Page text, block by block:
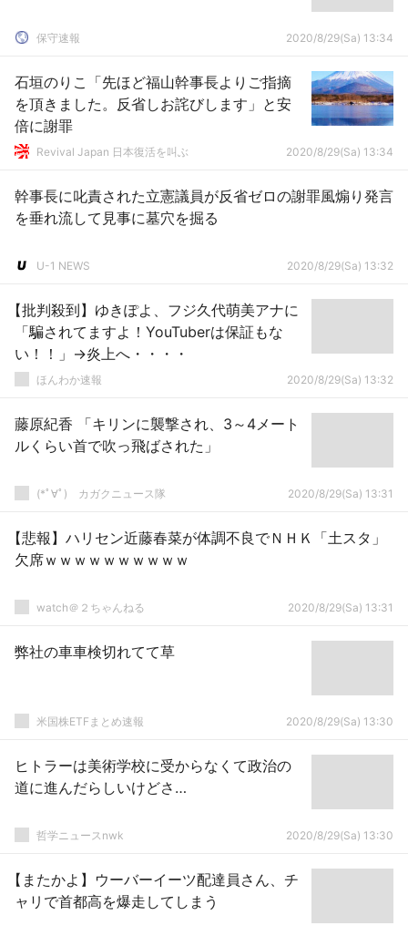
保守速報 2020/8/29(Sa) 13:34
石垣のりこ「先ほど福山幹事長よりご指摘
を頂きました。反省しお詫びします」と安
倍に謝罪
Revival Japan 日本復活を叫ぶ 2020/8/29(Sa) 13:34
幹事長に叱責された立憲議員が反省ゼロの謝罪風煽り発言
を垂れ流して見事に墓穴を掘る
U-1 NEWS 2020/8/29(Sa) 13:32
【批判殺到】ゆきぽよ、フジ久代萌美アナに
「騙されてますよ！YouTuberは保証もな
い！！」→炎上へ・・・・
ほんわか速報 2020/8/29(Sa) 13:32
藤原紀香 「キリンに襲撃され、3～4メート
ルくらい首で吹っ飛ばされた」
(*ﾟ∀ﾟ)ゞカガクニュース隊 2020/8/29(Sa) 13:31
【悲報】ハリセン近藤春菜が体調不良でＮＨＫ「土スタ」
欠席ｗｗｗｗｗｗｗｗｗｗ
watch＠２ちゃんねる 2020/8/29(Sa) 13:31
弊社の車車検切れてて草
米国株ETFまとめ速報 2020/8/29(Sa) 13:30
ヒトラーは美術学校に受からなくて政治の
道に進んだらしいけどさ…
哲学ニュースnwk 2020/8/29(Sa) 13:30
【またかよ】ウーバーイーツ配達員さん、チ
ャリで首都高を爆走してしまう